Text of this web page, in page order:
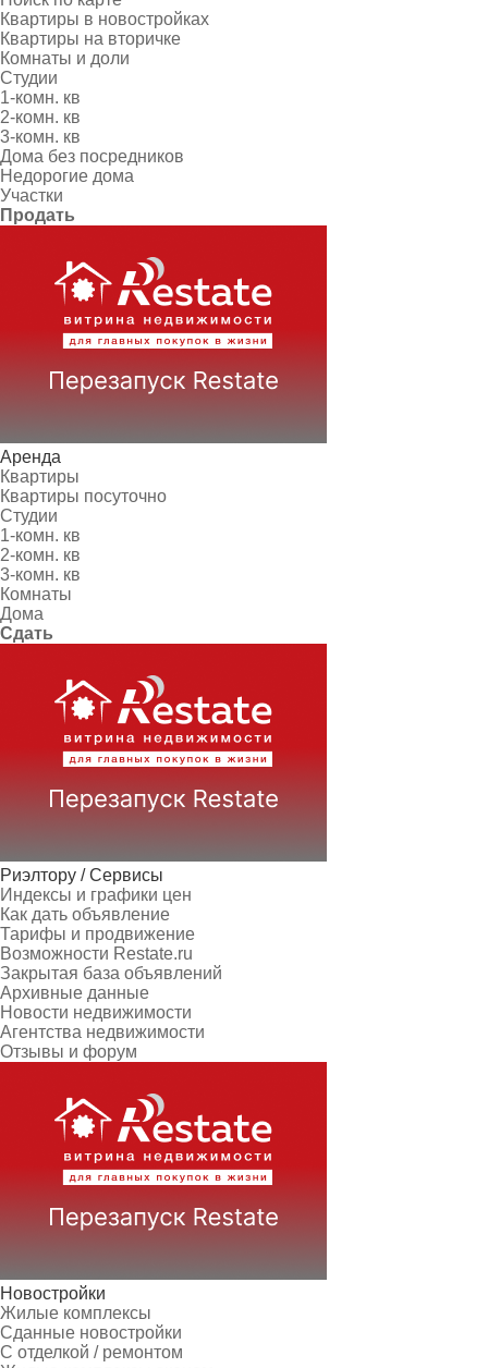
Квартиры в новостройках
Квартиры на вторичке
Комнаты и доли
Студии
1-комн. кв
2-комн. кв
3-комн. кв
Дома без посредников
Недорогие дома
Участки
Продать
Аренда
Квартиры
Квартиры посуточно
Студии
1-комн. кв
2-комн. кв
3-комн. кв
Комнаты
Дома
Сдать
Риэлтору / Сервисы
Индексы и графики цен
Как дать объявление
Тарифы и продвижение
Возможности Restate.ru
Закрытая база объявлений
Архивные данные
Новости недвижимости
Агентства недвижимости
Отзывы и форум
Новостройки
Жилые комплексы
Сданные новостройки
С отделкой / ремонтом